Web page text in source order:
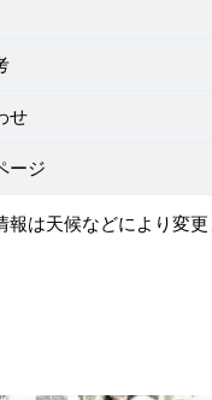
せ
ージ
は天候などにより変更